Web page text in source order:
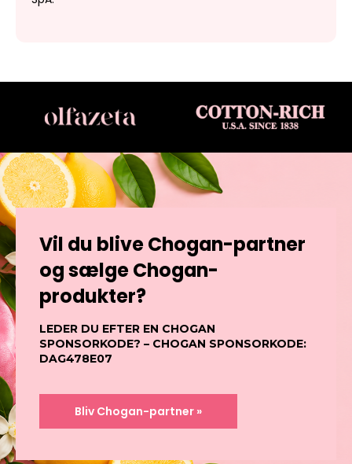
Vil du blive Chogan-partner
og sælge Chogan-
produkter?
LEDER DU EFTER EN CHOGAN
SPONSORKODE? – CHOGAN SPONSORKODE:
DAG478E07
Bliv Chogan-partner »